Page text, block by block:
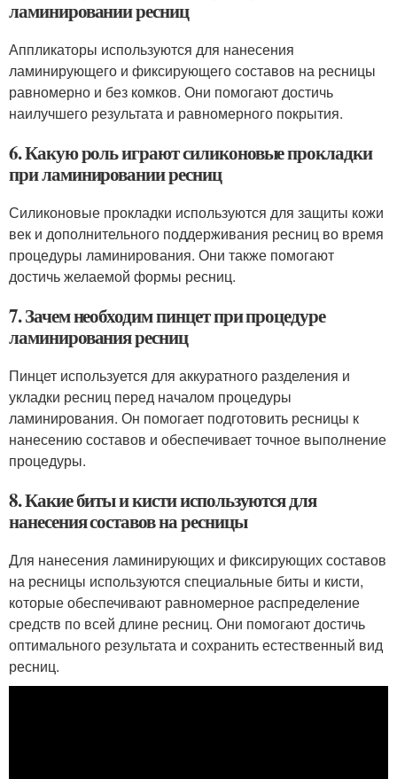
ламинировании ресниц
Аппликаторы используются для нанесения
ламинирующего и фиксирующего составов на ресницы
равномерно и без комков. Они помогают достичь
наилучшего результата и равномерного покрытия.
6. Какую роль играют силиконовые прокладки
при ламинировании ресниц
Силиконовые прокладки используются для защиты кожи
век и дополнительного поддерживания ресниц во время
процедуры ламинирования. Они также помогают
достичь желаемой формы ресниц.
7. Зачем необходим пинцет при процедуре
ламинирования ресниц
Пинцет используется для аккуратного разделения и
укладки ресниц перед началом процедуры
ламинирования. Он помогает подготовить ресницы к
нанесению составов и обеспечивает точное выполнение
процедуры.
8. Какие биты и кисти используются для
нанесения составов на ресницы
Для нанесения ламинирующих и фиксирующих составов
на ресницы используются специальные биты и кисти,
которые обеспечивают равномерное распределение
средств по всей длине ресниц. Они помогают достичь
оптимального результата и сохранить естественный вид
ресниц.